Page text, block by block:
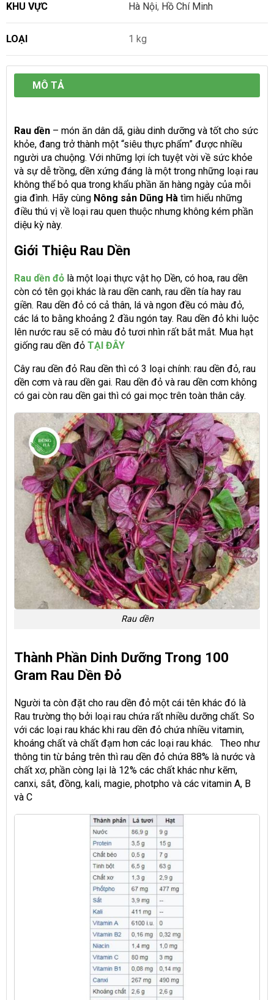
KHU VỰC Hà Nội, Hồ Chí Minh
LOẠI 1 kg
MÔ TẢ
Rau dền – món ăn dân dã, giàu dinh dưỡng và tốt cho sức
khỏe, đang trở thành một “siêu thực phẩm” được nhiều
người ưa chuộng. Với những lợi ích tuyệt vời về sức khỏe
và sự dễ trồng, dền xứng đáng là một trong những loại rau
không thể bỏ qua trong khẩu phần ăn hàng ngày của mỗi
gia đình. Hãy cùng Nông sản Dũng Hà tìm hiểu những
điều thú vị về loại rau quen thuộc nhưng không kém phần
diệu kỳ này.
Giới Thiệu Rau Dền
Rau dền đỏ là một loại thực vật họ Dền, có hoa, rau dền
còn có tên gọi khác là rau dền canh, rau dền tía hay rau
giền. Rau dền đỏ có cả thân, lá và ngon đều có màu đỏ,
các lá to bằng khoảng 2 đầu ngón tay. Rau dền đỏ khi luộc
lên nước rau sẽ có màu đỏ tươi nhìn rất bắt mắt. Mua hạt
giống rau dền đỏ TẠI ĐÂY
Cây rau dền đỏ Rau dền thì có 3 loại chính: rau dền đỏ, rau
dền cơm và rau dền gai. Rau dền đỏ và rau dền cơm không
có gai còn rau dền gai thì có gai mọc trên toàn thân cây.
Rau dền
Thành Phần Dinh Dưỡng Trong 100
Gram Rau Dền Đỏ
Người ta còn đặt cho rau dền đỏ một cái tên khác đó là
Rau trường thọ bởi loại rau chứa rất nhiều dưỡng chất. So
với các loại rau khác khi rau dền đỏ chứa nhiều vitamin,
khoáng chất và chất đạm hơn các loại rau khác. Theo như
thông tin từ bảng trên thì rau dền đỏ chứa 88% là nước và
chất xơ, phần còng lại là 12% các chất khác như kẽm,
canxi, sắt, đồng, kali, magie, photpho và các vitamin A, B
và C